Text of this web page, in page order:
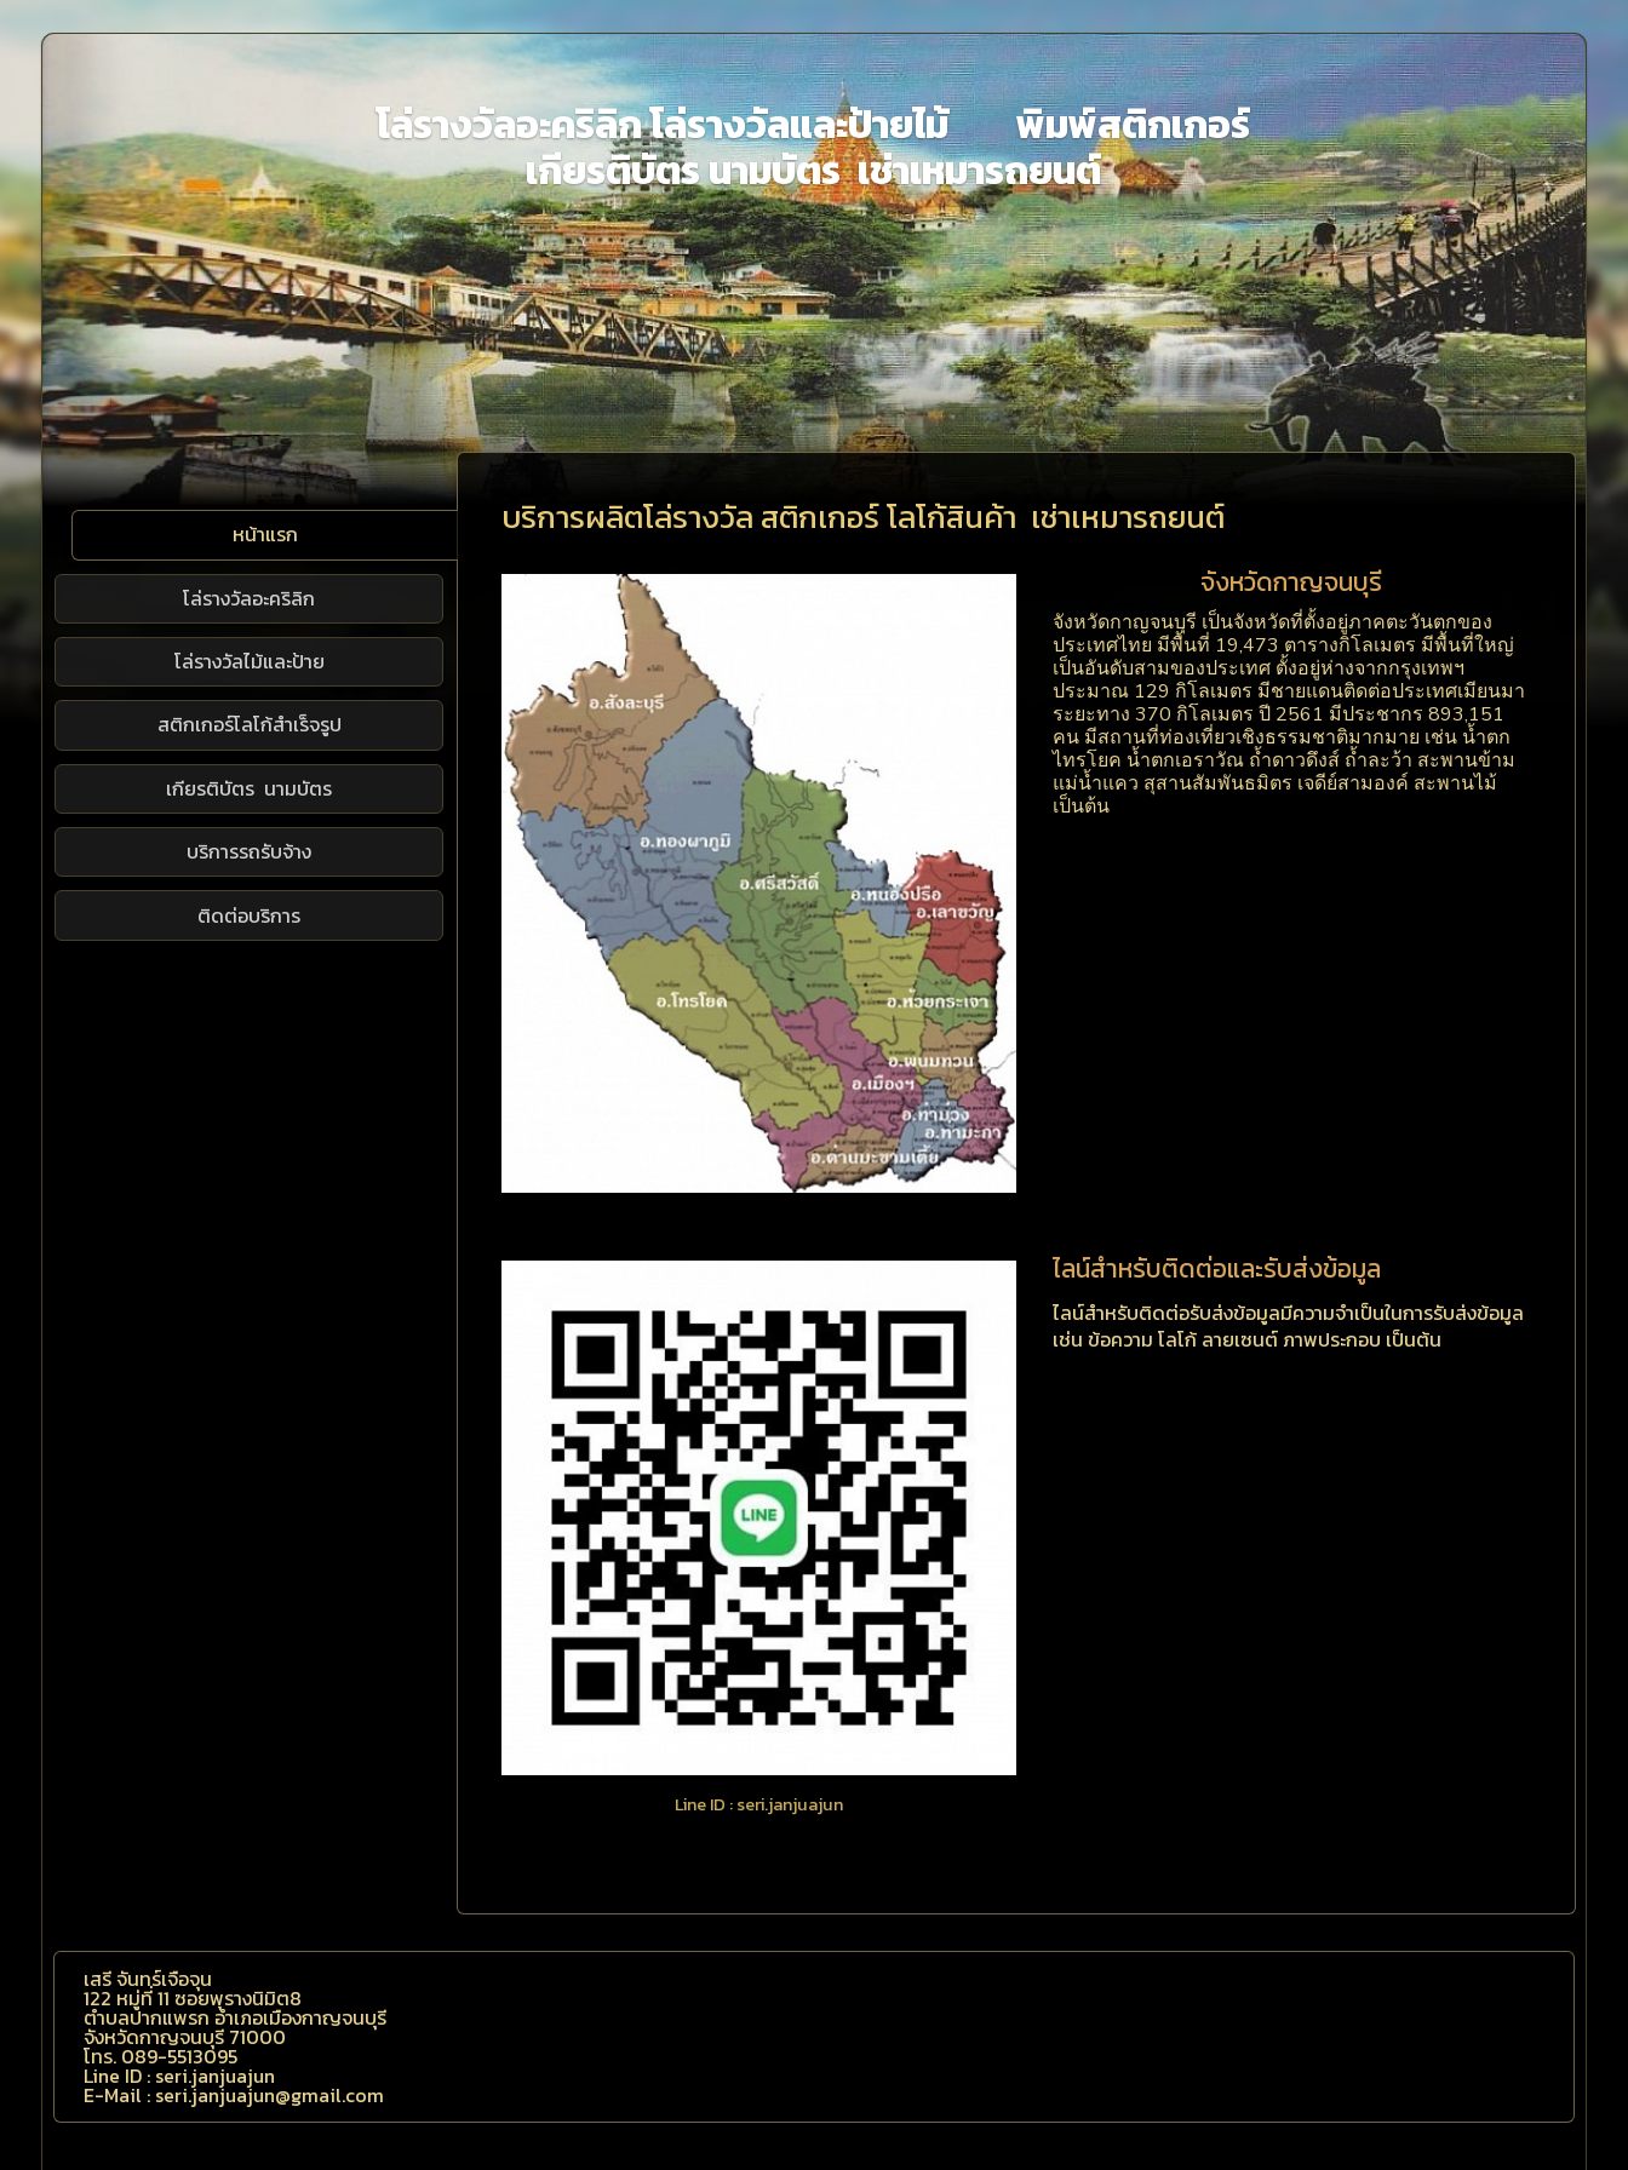
โล่รางวัลอะคริลิก โล่รางวัลและป้ายไม้ พิมพ์สติกเกอร์
เกียรติบัตร นามบัตร เช่าเหมารถยนต์
หน้าแรก
โล่รางวัลอะคริลิก
โล่รางวัลไม้และป้าย
สติกเกอร์โลโก้สำเร็จรูป
เกียรติบัตร นามบัตร
บริการรถรับจ้าง
ติดต่อบริการ
บริการผลิตโล่รางวัล สติกเกอร์ โลโก้สินค้า เช่าเหมารถยนต์
จังหวัดกาญจนบุรี
จังหวัดกาญจนบุรี เป็นจังหวัดที่ตั้งอยู่ภาคตะวันตกของ
ประเทศไทย มีพื้นที่ 19,473 ตารางกิโลเมตร มีพื้นที่ใหญ่
เป็นอันดับสามของประเทศ ตั้งอยู่ห่างจากกรุงเทพฯ
ประมาณ 129 กิโลเมตร มีชายแดนติดต่อประเทศเมียนมา
ระยะทาง 370 กิโลเมตร ปี 2561 มีประชากร 893,151
คน มีสถานที่ท่องเที่ยวเชิงธรรมชาติมากมาย เช่น น้ำตก
ไทรโยค น้ำตกเอราวัณ ถ้ำดาวดึงส์ ถ้ำละว้า สะพานข้าม
แม่น้ำแคว สุสานสัมพันธมิตร เจดีย์สามองค์ สะพานไม้
เป็นต้น
Line ID : seri.janjuajun
ไลน์สำหรับติดต่อและรับส่งข้อมูล
ไลน์สำหรับติดต่อรับส่งข้อมูลมีความจำเป็นในการรับส่งข้อมูล
เช่น ข้อความ โลโก้ ลายเซนต์ ภาพประกอบ เป็นต้น
เสรี จันทร์เจือจุน
122 หมู่ที่ 11 ซอยพุรางนิมิต8
ตำบลปากแพรก อำเภอเมืองกาญจนบุรี
จังหวัดกาญจนบุรี 71000
โทร. 089-5513095
Line ID : seri.janjuajun
E-Mail : seri.janjuajun@gmail.com